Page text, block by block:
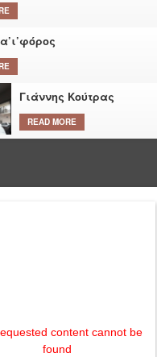
Γιάννης Κούτρας
READ MORE
content cannot be
found